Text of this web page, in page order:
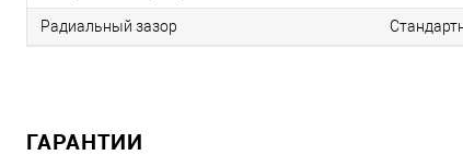
Радиальный зазор
ГАРАНТИИ